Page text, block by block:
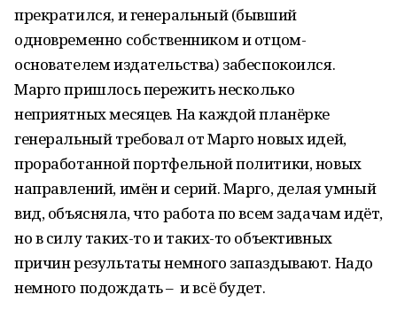
прекратился, и генеральный (бывший
одновременно собственником и отцом-
основателем издательства) забеспокоился.
Марго пришлось пережить несколько
неприятных месяцев. На каждой планёрке
генеральный требовал от Марго новых идей,
проработанной портфельной политики, новых
направлений, имён и серий. Марго, делая умный
вид, объясняла, что работа по всем задачам идёт,
но в силу таких-то и таких-то объективных
причин результаты немного запаздывают. Надо
немного подождать – и всё будет.